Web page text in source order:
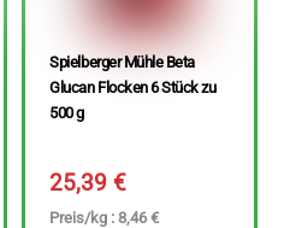
Spielberger Mühle Beta
Glucan Flocken 6 Stück zu
500 g
25,39€
Preis/kg : 8,46 €